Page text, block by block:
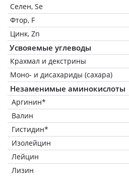
Селен, Se
Фтор, F
Цинк, Zn
Усвояемые углеводы
Крахмал и декстрины
Моно- и дисахариды (сахара)
Незаменимые аминокислоты
Аргинин*
Валин
Гистидин*
Изолейцин
Лейцин
Лизин